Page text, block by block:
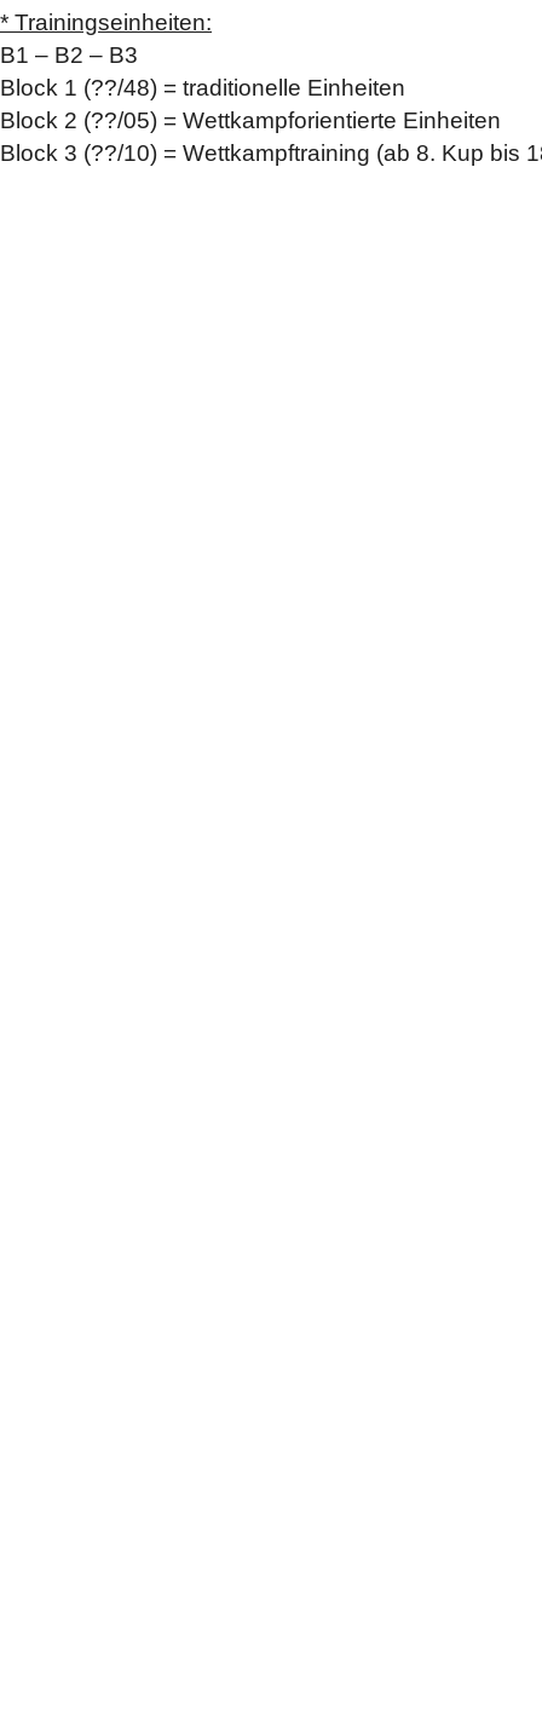
* Trainingseinheiten:
B1 – B2 – B3
Block 1 (??/48) = traditionelle Einheiten
Block 2 (??/05) = Wettkampforientierte Einheiten
Block 3 (??/10) = Wettkampftraining (ab 8. Kup bis